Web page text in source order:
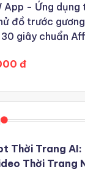
App - Ứng dụng
đồ trước
giây chuẩn
đ
Thời Trang AI:
Thời Trang